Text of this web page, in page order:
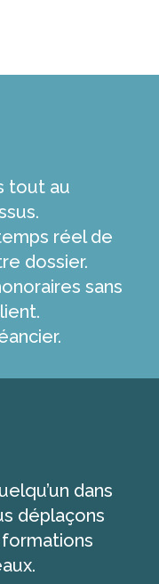
tout au
réel de
dossier.
sans
dans
déplaçons